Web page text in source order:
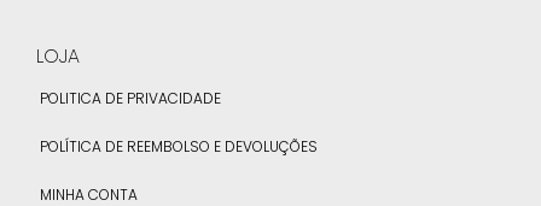
LOJA
POLITICA DE PRIVACIDADE
POLÍTICA DE REEMBOLSO E DEVOLUÇÕES
MINHA CONTA